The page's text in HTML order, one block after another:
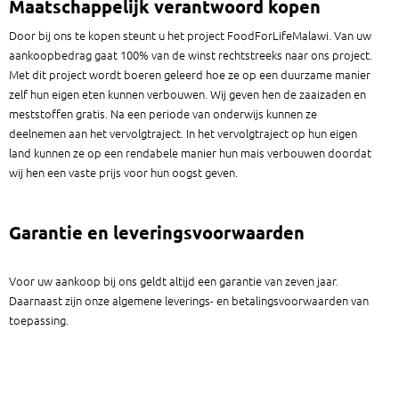
Maatschappelijk verantwoord kopen
Door bij ons te kopen steunt u het project FoodForLifeMalawi. Van uw
aankoopbedrag gaat 100% van de winst rechtstreeks naar ons project.
Met dit project wordt boeren geleerd hoe ze op een duurzame manier
zelf hun eigen eten kunnen verbouwen. Wij geven hen de zaaizaden en
meststoffen gratis. Na een periode van onderwijs kunnen ze
deelnemen aan het vervolgtraject. In het vervolgtraject op hun eigen
land kunnen ze op een rendabele manier hun mais verbouwen doordat
wij hen een vaste prijs voor hun oogst geven.
Garantie en leveringsvoorwaarden
Voor uw aankoop bij ons geldt altijd een garantie van zeven jaar.
Daarnaast zijn onze algemene leverings- en betalingsvoorwaarden van
toepassing.